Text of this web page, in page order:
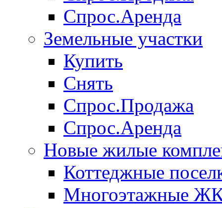
Спрос.Аренда
Земельные участки
Купить
Снять
Спрос.Продажа
Спрос.Аренда
Новые жилые
Коттеджные
Многоэтажные